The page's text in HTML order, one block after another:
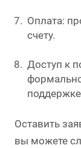
Оплата:
счету.
Доступ к
Оставить
вы можете